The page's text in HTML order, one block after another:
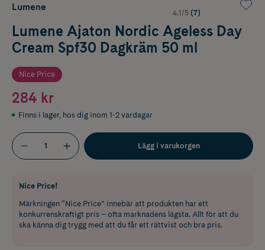
Lumene
4.1/5 (7)
Lumene Ajaton Nordic Ageless Day
Cream Spf30 Dagkräm 50 ml
Nice Price
284 kr
Finns i lager, hos dig inom 1-2 vardagar
Lägg i varukorgen
Nice Price!
Märkningen “Nice Price” innebär att produkten har ett
konkurrenskraftigt pris – ofta marknadens lägsta. Allt för att du
ska känna dig trygg med att du får ett rättvist och bra pris.